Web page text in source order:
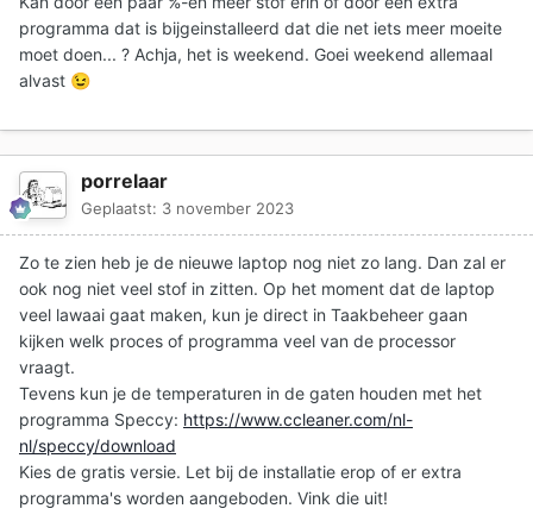
programma dat is bijgeinstalleerd dat die net iets meer moeite
moet doen... ? Achja, het is weekend. Goei weekend allemaal
alvast 😉
porrelaar
Geplaatst: 3 november 2023
Zo te zien heb je de nieuwe laptop nog niet zo lang. Dan zal er
ook nog niet veel stof in zitten. Op het moment dat de laptop
veel lawaai gaat maken, kun je direct in Taakbeheer gaan
kijken welk proces of programma veel van de processor
vraagt.
Tevens kun je de temperaturen in de gaten houden met het
programma Speccy: https://www.ccleaner.com/nl-
nl/speccy/download
Kies de gratis versie. Let bij de installatie erop of er extra
programma's worden aangeboden. Vink die uit!